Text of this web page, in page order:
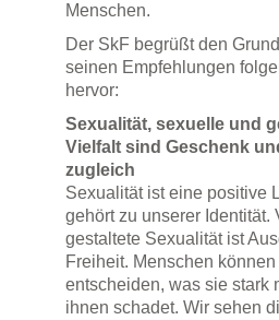
Menschen.
Der SkF begrüßt den
seinen Empfehlungen
hervor:
Sexualität, sexuelle und
Vielfalt sind Geschenk
zugleich
Sexualität ist eine positive
gehört zu unserer Identität.
gestaltete Sexualität ist
Freiheit. Menschen
entscheiden, was sie stark
ihnen schadet. Wir sehen